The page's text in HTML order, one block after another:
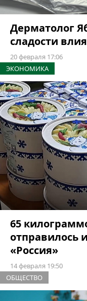
Дерматолог
сладости
20 февраля 17:06
ЭКОНОМИКА
65
отправилось
«Россия»
14 февраля 19:50
ОБЩЕСТВО